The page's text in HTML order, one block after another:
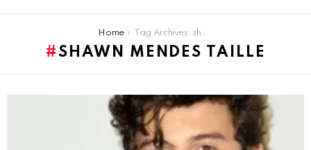
Home Tag Archives: shawn mendes taille
SHAWN MENDES TAILLE